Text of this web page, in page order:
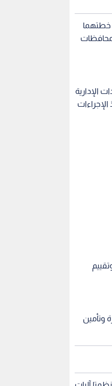
خطتهما
الإدارية
وتأمين